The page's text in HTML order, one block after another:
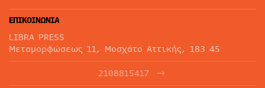
ΕΠΙΚΟΙΝΩΝΙΑ
LIBRA PRESS
Μεταμορφώσεως 11, Μοσχάτο Αττικής, 183 45
2108815417